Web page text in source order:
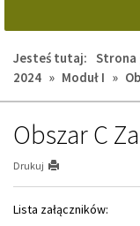
Jesteś tutaj: Strona
2024 » Moduł I »
Obszar C
Drukuj
Lista załączników: